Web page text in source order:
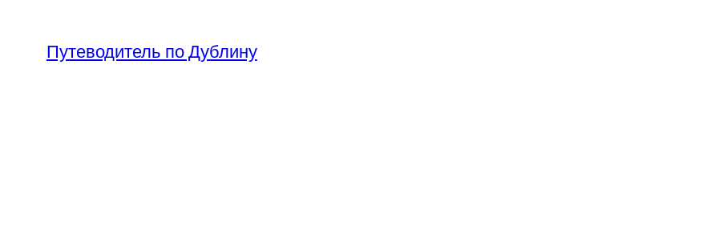
содержимому
Путеводитель по Дублину